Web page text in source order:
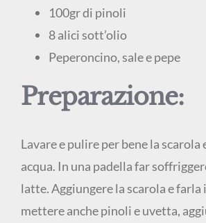
100gr di pinoli
8 alici sott’olio
Peperoncino, sale e pepe
Preparazione:
Lavare e pulire per bene la scarola
acqua. In una padella far
latte. Aggiungere la scarola e farla
mettere anche pinoli e uvetta,